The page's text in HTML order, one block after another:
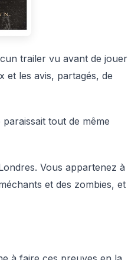
trailer vu avant de jouer
et les avis, partagés, de
tout de même
Vous appartenez à
et des zombies, et